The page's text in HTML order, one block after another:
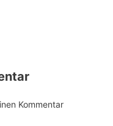
Kommentar